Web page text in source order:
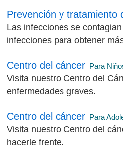
Prevención y tratamiento
Las infecciones se
infecciones para obtener
Centro del cáncer Para
Visita nuestro Centro del
enfermedades graves.
Centro del cáncer Para
Visita nuestro Centro del
hacerle frente.